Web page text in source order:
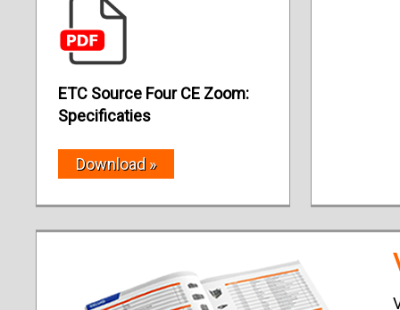
ETC Source Four CE Zoom:
Specificaties
Download »